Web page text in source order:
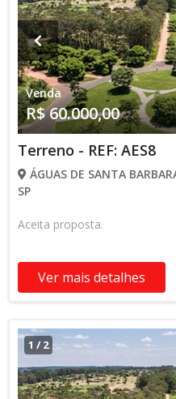
Venda
R$ 60.000,00
Terreno - REF: AES8
ÁGUAS DE SANTA
SP
Aceita proposta.
Ver mais detalhes
1 / 2